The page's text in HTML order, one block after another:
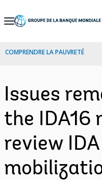
Skip
Navigation
COMPRENDRE LA PAUVRETÉ
Issues
the IDA16
review